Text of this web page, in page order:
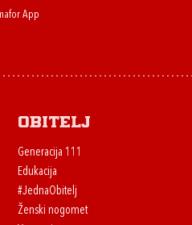
App
Obitelj
Generacija 111
Edukacija
#JednaObitelj
Ženski nogomet